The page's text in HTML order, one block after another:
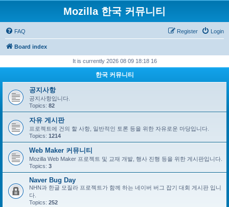
Mozilla 한국 커뮤니티
FAQ Login
Register
Board index
It is currently 2026 08 09 18:18 16
한국 커뮤니티
공지사항
공지사항입니다.
Topics: 82
자유 게시판
프로젝트에 건의 할 사항, 일반적인 토론 등을 위한 자유로운 마당입니다.
Topics: 1214
Web Maker 커뮤니티
Mozilla Web Maker 프로젝트 및 교재 개발, 행사 진행 등을 위한 게시판입니다.
Topics: 3
Naver Bug Day
NHN과 한글 모질라 프로젝트가 함께 하는 네이버 버그 잡기 대회 게시판 입니
다.
Topics: 252